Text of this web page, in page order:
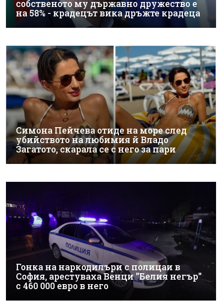
собственото му държавно дружество е
на 58% - крадецът вика дръжте крадеца
Симона Пейчева отиде на море след
убийството на любимия й Владо
Загатото, скарала се с него за пари
Гонка на наркодилъри с полицаи в
София, арестуваха Венци "Белия негър"
с 460 000 евро в него